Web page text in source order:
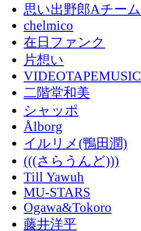
思い出野郎Aチーム
chelmico
在日ファンク
片想い
VIDEOTAPEMUSIC
二階堂和美
シャッポ
Ålborg
イルリメ(鴨田潤)
(((さらうんど)))
Till Yawuh
MU-STARS
Ogawa&Tokoro
藤井洋平